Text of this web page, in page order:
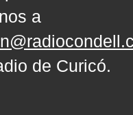
a
de Curicó.